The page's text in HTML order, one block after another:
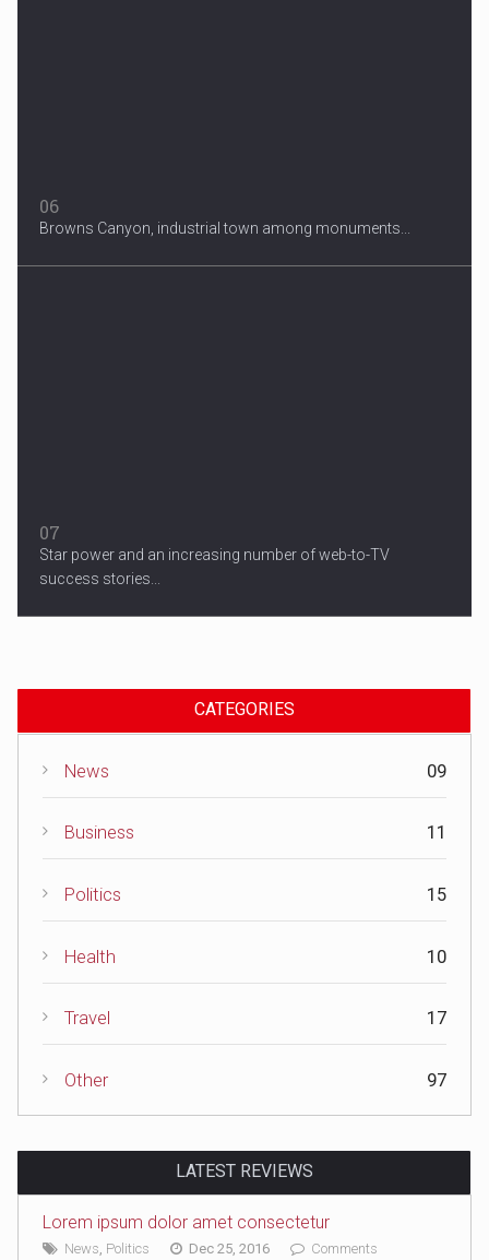
06
Browns Canyon, industrial town among monuments...
07
Star power and an increasing number of web-to-TV
success stories...
CATEGORIES
News 09
Business 11
Politics 15
Health 10
Travel 17
Other 97
LATEST REVIEWS
Lorem ipsum dolor amet consectetur
News Politics Dec 25, 2016 Comments